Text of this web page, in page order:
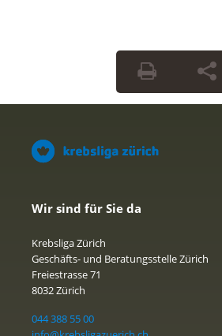
Wir sind für Sie da
Krebsliga Zürich
Geschäfts- und Beratungsstelle Zürich
Freiestrasse 71
8032 Zürich
044 388 55 00